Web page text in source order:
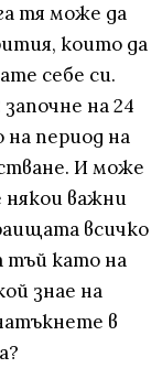
тя може да
които да
себе си.
на 24
период на
И може
някои важни
всичко
тъй като на
знае на
в